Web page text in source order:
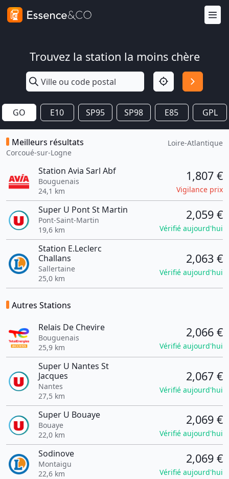
Trouvez la station la moins chère
GO E10 SP95 SP98 E85 GPL
Meilleurs résultats
Corcoué-sur-Logne
Loire-Atlantique
Station Avia Sarl Abf
Bouguenais
24,1 km
1,807 €
Vigilance prix
Super U Pont St Martin
Pont-Saint-Martin
19,6 km
2,059 €
Vérifié aujourd'hui
Station E.Leclerc
Challans
Sallertaine
25,0 km
2,063 €
Vérifié aujourd'hui
Autres Stations
Relais De Chevire
Bouguenais
25,9 km
2,066 €
Vérifié aujourd'hui
Super U Nantes St
Jacques
Nantes
27,5 km
2,067 €
Vérifié aujourd'hui
Super U Bouaye
Bouaye
22,0 km
2,069 €
Vérifié aujourd'hui
Sodinove
Montaigu
22,6 km
2,069 €
Vérifié aujourd'hui